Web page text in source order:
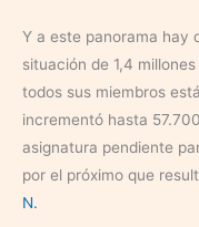
Y a este panorama hay
situación de 1,4
todos sus miembros
incrementó hasta
asignatura pendiente
por el próximo que
N.